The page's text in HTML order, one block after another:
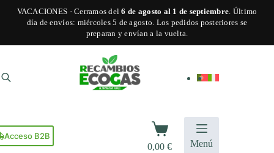
VACACIONES · Cerramos del6 de agosto al 1 de septiembre. Último
día de envíos: miércoles 5 de agosto. Los pedidos posteriores se
preparan y envían a la vuelta.
contenido
Acceso B2B
Carro
de
compra
0,00€ Menú